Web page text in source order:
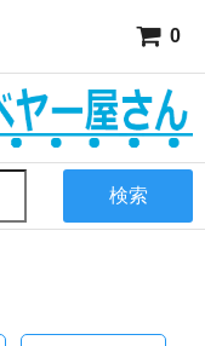
0
検索